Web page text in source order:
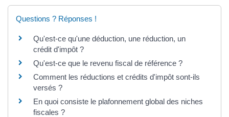
Questions ? Réponses !
Qu'est-ce qu'une déduction, une réduction, un
crédit d'impôt ?
Qu'est-ce que le revenu fiscal de référence ?
Comment les réductions et crédits d'impôt sont-ils
versés ?
En quoi consiste le plafonnement global des niches
fiscales ?